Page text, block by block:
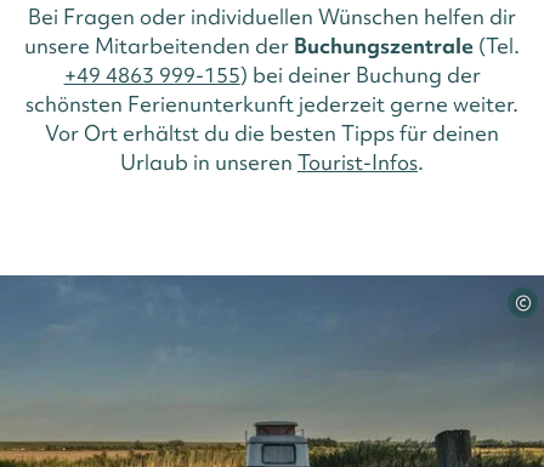
Bei Fragen oder individuellen Wünschen helfen dir
unsere Mitarbeitenden der Buchungszentrale (Tel.
+49 4863 999-155) bei deiner Buchung der
schönsten Ferienunterkunft jederzeit gerne weiter.
Vor Ort erhältst du die besten Tipps für deinen
Urlaub in unseren Tourist-Infos.
©